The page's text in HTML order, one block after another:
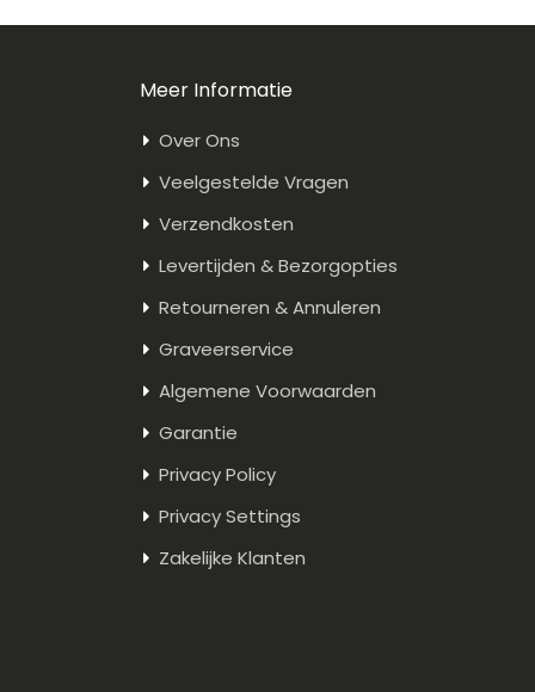
Meer Informatie
Over Ons
Veelgestelde Vragen
Verzendkosten
Levertijden & Bezorgopties
Retourneren & Annuleren
Graveerservice
Algemene Voorwaarden
Garantie
Privacy Policy
Privacy Settings
Zakelijke Klanten